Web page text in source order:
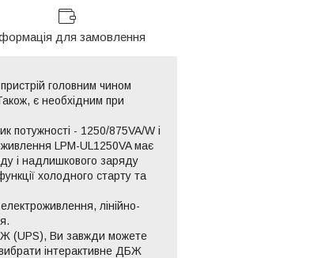
для замовлення
головним чином
є необхідним при
потужності - 1250/875VA/W і
LPM-UL1250VA має
і надлишкового заряду
холодного старту та
лінійно-
(UPS), Ви завжди можете
інтерактивне ДБЖ